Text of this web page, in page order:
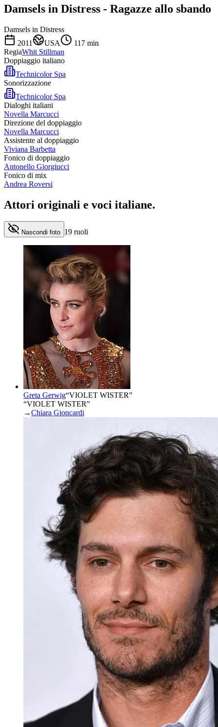
Damsels in Distress - Ragazze allo sbando
Damsels in Distress
2011
USA 117 min
RegiaWhit Stillman
Doppiaggio italiano
Technicolor Spa
Sonorizzazione
Technicolor Spa
Dialoghi italiani
Novella Marcucci
Direzione del doppiaggio
Novella Marcucci
Assistente al doppiaggio
Viviana Barbetta
Fonico di doppiaggio
Antonello Giorgiucci
Fonico di mix
Andrea Roversi
Attori originali e voci italiane.
Nascondi foto 19 ruoli
Greta Gerwig“VIOLET WISTER”
“VIOLET WISTER”
→Chiara Gioncardi